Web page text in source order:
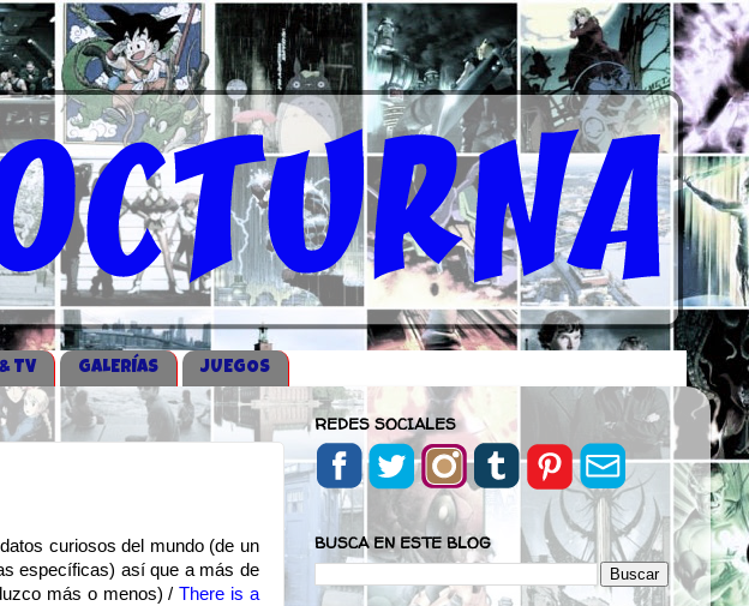
TV GALERÍAS JUEGOS
curiosos del mundo (de un
específicas) así que a más de
más o menos) /There is a
REDES SOCIALES
BUSCA EN ESTE BLOG